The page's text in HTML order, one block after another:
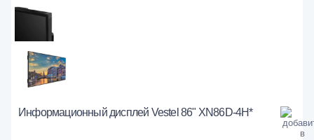
Информационный дисплей Vestel 86" XN86D-4H*